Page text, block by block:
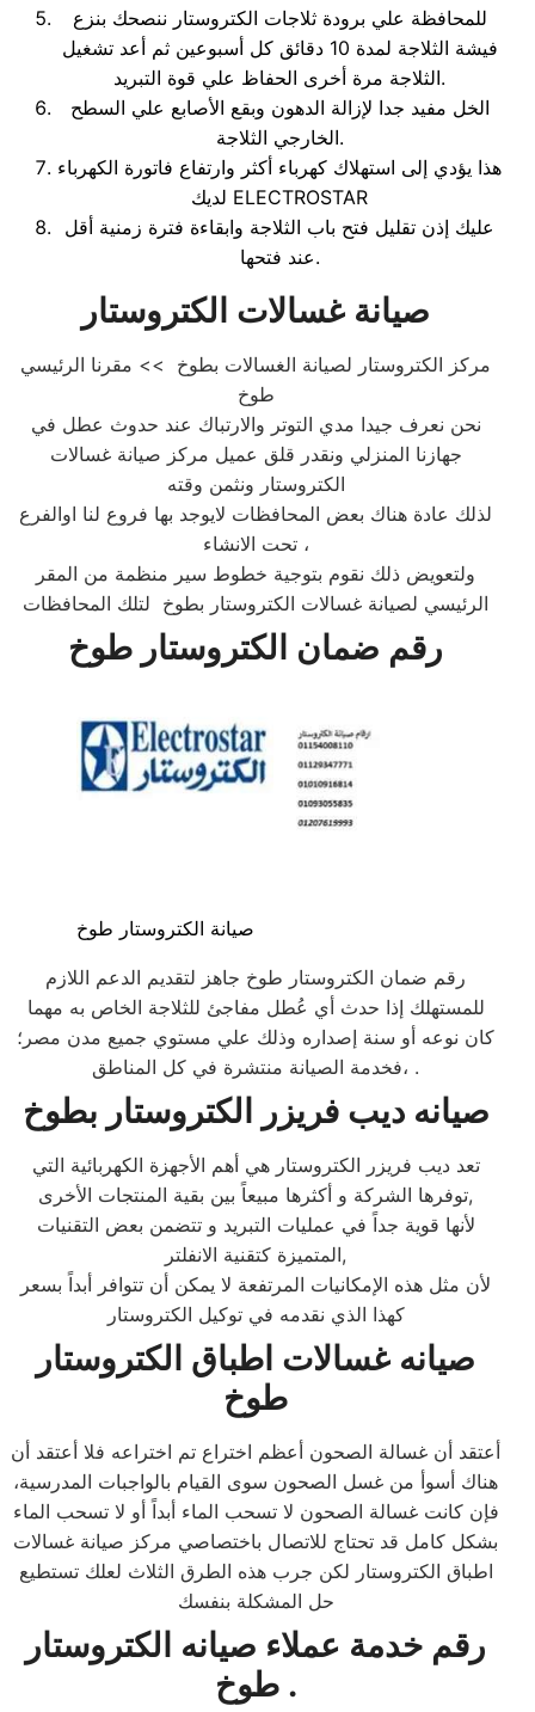
للمحافظة علي برودة ثلاجات الكتروستار ننصحك بنزع
فيشة الثلاجة لمدة 10 دقائق كل أسبوعين ثم أعد تشغيل
الثلاجة مرة أخرى الحفاظ علي قوة التبريد.
الخل مفيد جدا لإزالة الدهون وبقع الأصابع علي السطح
الخارجي الثلاجة.
هذا يؤدي إلى استهلاك كهرباء أكثر وارتفاع فاتورة الكهرباء
لديك ELECTROSTAR
عليك إذن تقليل فتح باب الثلاجة وابقاءة فترة زمنية أقل
عند فتحها.
صيانة غسالات الكتروستار
مركز الكتروستار لصيانة الغسالات بطوخ >> مقرنا الرئيسي
طوخ
نحن نعرف جيدا مدي التوتر والارتباك عند حدوث عطل في
جهازنا المنزلي ونقدر قلق عميل مركز صيانة غسالات
الكتروستار ونثمن وقته
لذلك عادة هناك بعض المحافظات لايوجد بها فروع لنا اوالفرع
تحت الانشاء ،
ولتعويض ذلك نقوم بتوجية خطوط سير منظمة من المقر
الرئيسي لصيانة غسالات الكتروستار بطوخ لتلك المحافظات
رقم ضمان الكتروستار طوخ
صيانة الكتروستار طوخ
رقم ضمان الكتروستار طوخ جاهز لتقديم الدعم اللازم
للمستهلك إذا حدث أي عُطل مفاجئ للثلاجة الخاص به مهما
كان نوعه أو سنة إصداره وذلك علي مستوي جميع مدن مصر؛
فخدمة الصيانة منتشرة في كل المناطق، .
صيانه ديب فريزر الكتروستار بطوخ
تعد ديب فريزر الكتروستار هي أهم الأجهزة الكهربائية التي
توفرها الشركة و أكثرها مبيعاً بين بقية المنتجات الأخرى,
لأنها قوية جداً في عمليات التبريد و تتضمن بعض التقنيات
المتميزة كتقنية الانفلتر,
لأن مثل هذه الإمكانيات المرتفعة لا يمكن أن تتوافر أبداً بسعر
كهذا الذي نقدمه في توكيل الكتروستار
صيانه غسالات اطباق الكتروستار
طوخ
أعتقد أن غسالة الصحون أعظم اختراع تم اختراعه فلا أعتقد أن
هناك أسوأ من غسل الصحون سوى القيام بالواجبات المدرسية،
فإن كانت غسالة الصحون لا تسحب الماء أبداً أو لا تسحب الماء
بشكل كامل قد تحتاج للاتصال باختصاصي مركز صيانة غسالات
اطباق الكتروستار لكن جرب هذه الطرق الثلاث لعلك تستطيع
حل المشكلة بنفسك
رقم خدمة عملاء صيانه الكتروستار
طوخ .